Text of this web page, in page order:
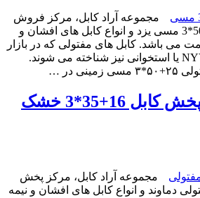
مجموعه آراد کابل، مرکز فروش
عمده کابل مفتولی 25+50*3 مسی یزد و انواع کابل های افشان و
می باشد. کابل های مفتولی که در بازار
کابل به اسم کابل های NYY یا استخوانی نیز شناخته می شوند.
در …
مرکز پخش کابل 16+35*3 خشک
مجموعه آراد کابل، مرکز پخش
خشک مفتولی دماوند و انواع کابل های افشان و نیمه